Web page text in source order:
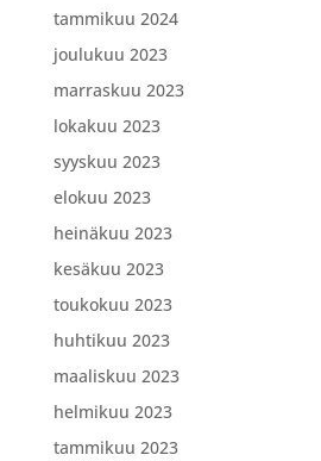
tammikuu 2024
joulukuu 2023
marraskuu 2023
lokakuu 2023
syyskuu 2023
elokuu 2023
heinäkuu 2023
kesäkuu 2023
toukokuu 2023
huhtikuu 2023
maaliskuu 2023
helmikuu 2023
tammikuu 2023